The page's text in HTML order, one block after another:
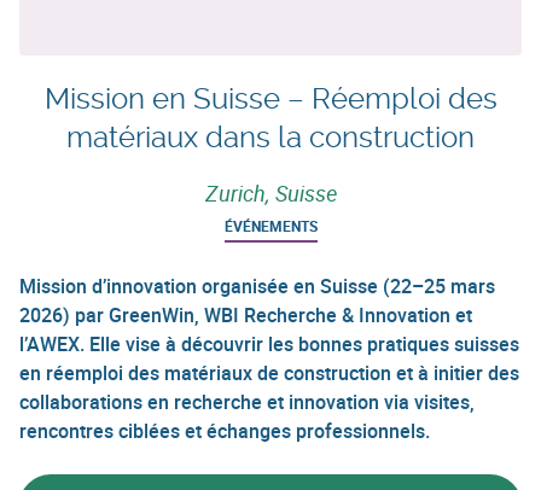
Mission en Suisse – Réemploi des
matériaux dans la construction
Zurich, Suisse
ÉVÉNEMENTS
Mission d’innovation organisée en Suisse (22–25 mars
2026) par GreenWin, WBI Recherche & Innovation et
l’AWEX. Elle vise à découvrir les bonnes pratiques suisses
en réemploi des matériaux de construction et à initier des
collaborations en recherche et innovation via visites,
rencontres ciblées et échanges professionnels.